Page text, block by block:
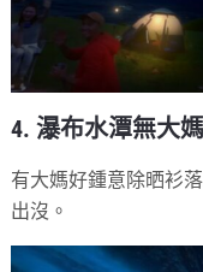
4. 瀑布水潭無大
有大媽好鍾意除晒衫
出沒。